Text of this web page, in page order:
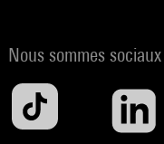
Nous sommes sociaux